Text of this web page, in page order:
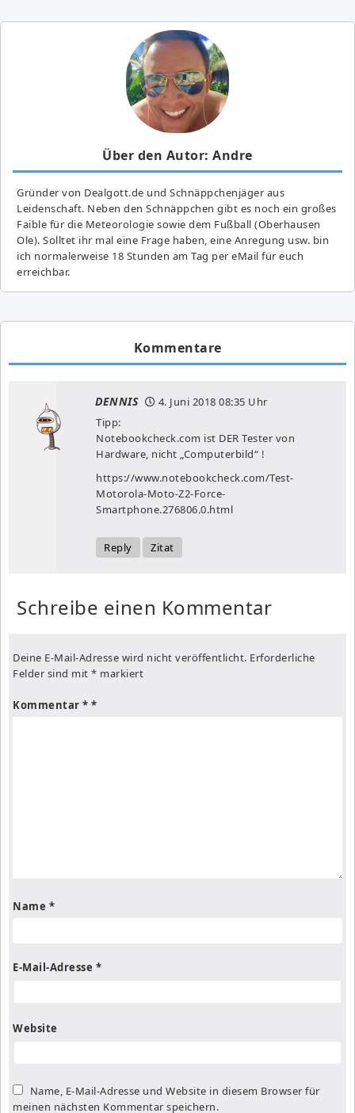
Über den Autor: Andre
Gründer von Dealgott.de und Schnäppchenjäger aus
Leidenschaft. Neben den Schnäppchen gibt es noch ein großes
Fai­ble für die Meteorologie sowie dem Fußball (Oberhausen
Ole). Solltet ihr mal eine Frage haben, eine Anregung usw. bin
ich normalerweise 18 Stunden am Tag per eMail für euch
erreichbar.
Kommentare
DENNIS 4. Juni 2018 08:35 Uhr
Tipp:
Notebookcheck.com ist DER Tester von
Hardware, nicht „Computerbild“ !
https://www.notebookcheck.com/Test-
Motorola-Moto-Z2-Force-
Smartphone.276806.0.html
Reply Zitat
Schreibe einen Kommentar
Deine E-Mail-Adresse wird nicht veröffentlicht. Erforderliche
Felder sind mit * markiert
Kommentar *
Name *
E-Mail-Adresse *
Website
Name, E-Mail-Adresse und Website in diesem Browser für
meinen nächsten Kommentar speichern.